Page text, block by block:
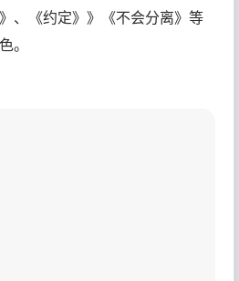
、《约定》》《不会分离》等
。